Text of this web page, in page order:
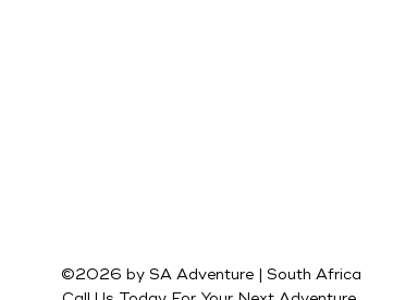
©2026 by SA Adventure | South Africa